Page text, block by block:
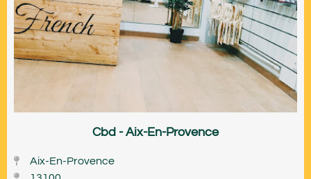
Cbd - Aix-En-Provence
Aix-En-Provence